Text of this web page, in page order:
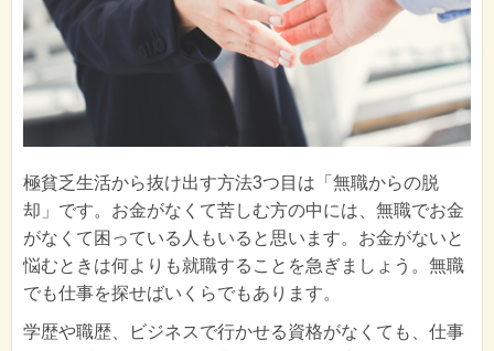
極貧乏生活から抜け出す方法3つ目は「無職からの脱
却」です。お金がなくて苦しむ方の中には、無職でお金
がなくて困っている人もいると思います。お金がないと
悩むときは何よりも就職することを急ぎましょう。無職
でも仕事を探せばいくらでもあります。
学歴や職歴、ビジネスで行かせる資格がなくても、仕事